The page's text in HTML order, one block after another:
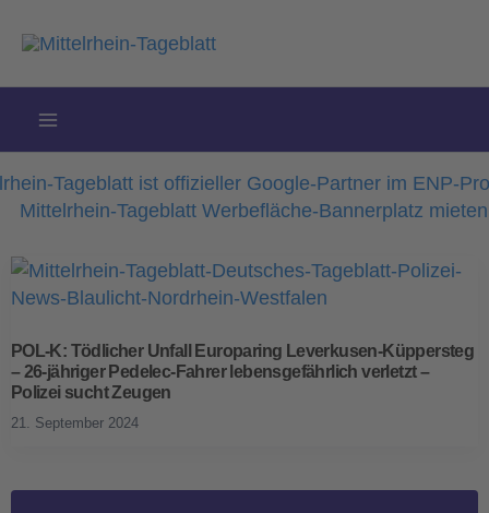
Inhalt
POL-K: Tödlicher Unfall Europaring Leverkusen-Küppersteg
– 26-jähriger Pedelec-Fahrer lebensgefährlich verletzt –
Polizei sucht Zeugen
21. September 2024